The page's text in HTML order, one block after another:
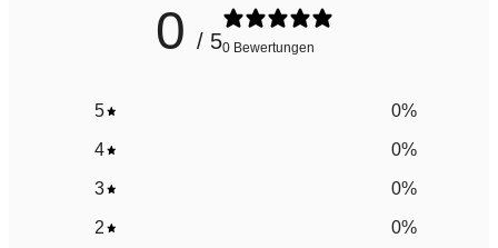
0 / 50 Bewertungen
5 0%
4 0%
3 0%
2 0%